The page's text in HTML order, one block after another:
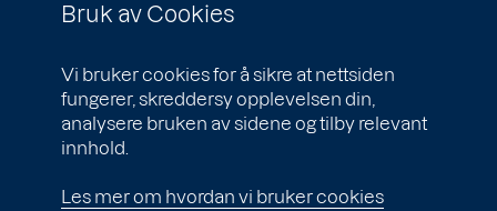
Bruk av Cookies
Vi bruker cookies for å sikre at nettsiden
fungerer, skreddersy opplevelsen din,
analysere bruken av sidene og tilby relevant
innhold.
Les mer om hvordan vi bruker cookies